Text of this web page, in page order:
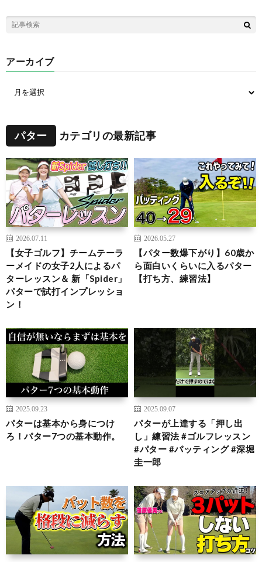
アーカイブ
パター カテゴリの最新記事
2026.07.11
【女子ゴルフ】チームテーラ
ーメイドの女子2人によるパ
ターレッスン＆ 新「Spider」
パターで試打インプレッショ
ン！
2026.05.27
【パター数爆下がり】60歳か
ら面白いくらいに入るパター
【打ち方、練習法】
2025.09.23
パターは基本から身につけ
ろ！パター7つの基本動作。
2025.09.07
パターが上達する「押し出
し」練習法 #ゴルフレッスン
#パター #パッティング #深堀
圭一郎